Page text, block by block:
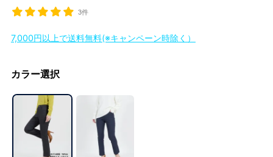
3件
7,000円以上で送料無料(※キャンペーン時除く）
カラー選択